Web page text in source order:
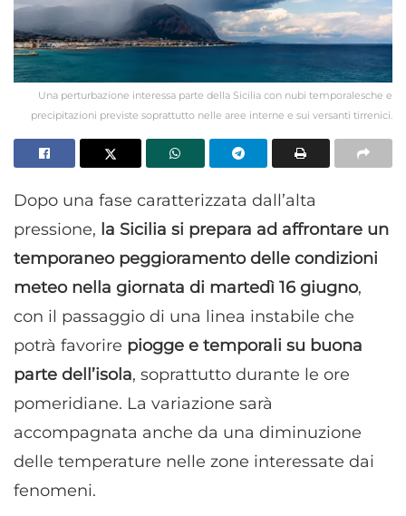
Una perturbazione interessa parte della Sicilia con nubi temporalesche e
precipitazioni previste soprattutto nelle aree interne e sui versanti tirrenici.
Dopo una fase caratterizzata dall’alta
pressione, la Sicilia si prepara ad affrontare un
temporaneo peggioramento delle condizioni
meteo nella giornata di martedì 16 giugno,
con il passaggio di una linea instabile che
potrà favorire piogge e temporali su buona
parte dell’isola, soprattutto durante le ore
pomeridiane. La variazione sarà
accompagnata anche da una diminuzione
delle temperature nelle zone interessate dai
fenomeni.